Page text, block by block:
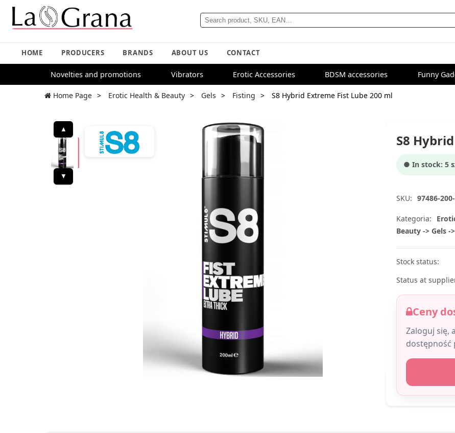
HOME PRODUCERS BRANDS ABOUT US CONTACT
Novelties and promotions Vibrators Erotic Accessories BDSM accessories Funny
Home Page Erotic Health & Beauty Gels Fisting S8 Hybrid Extreme Fist Lube 200 ml
▲
▼
S8
● In stock: 5
SKU: 97486-
Kategoria:
Beauty -> Gels -
Stock status:
Status at
Ceny
Zaloguj się,
dostępność